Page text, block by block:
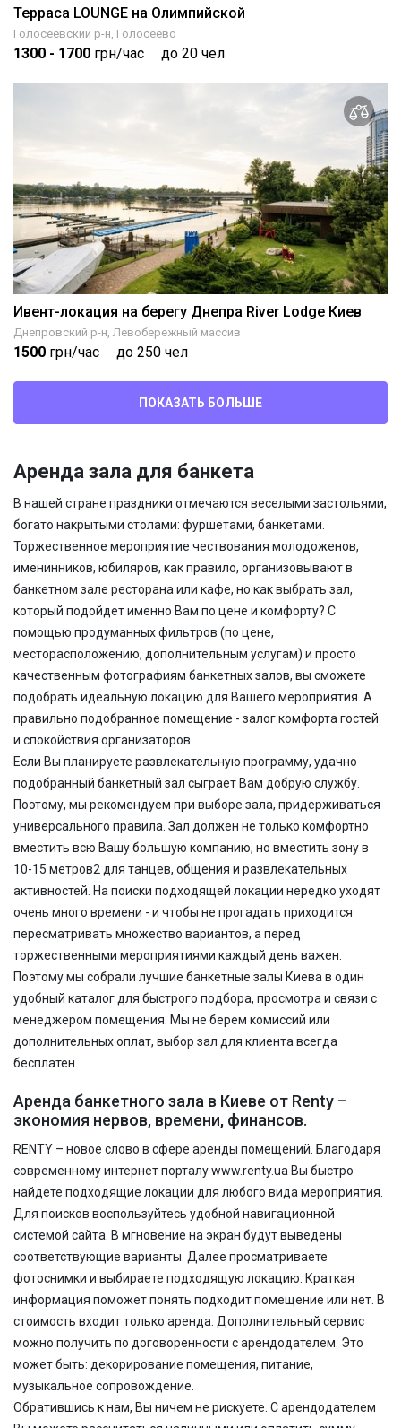
Терраса LOUNGE на Олимпийской
Голосеевский р-н, Голосеево
1300 - 1700 грн/час до 20 чел
Ивент-локация на берегу Днепра River Lodge Киев
Днепровский р-н, Левобережный массив
1500 грн/час до 250 чел
ПОКАЗАТЬ БОЛЬШЕ
Аренда зала для банкета
В нашей стране праздники отмечаются веселыми застольями,
богато накрытыми столами: фуршетами, банкетами.
Торжественное мероприятие чествования молодоженов,
именинников, юбиляров, как правило, организовывают в
банкетном зале ресторана или кафе, но как выбрать зал,
который подойдет именно Вам по цене и комфорту? С
помощью продуманных фильтров (по цене,
месторасположению, дополнительным услугам) и просто
качественным фотографиям банкетных залов, вы сможете
подобрать идеальную локацию для Вашего мероприятия. А
правильно подобранное помещение - залогкомфорта гостей
и спокойствия организаторов.
Если Вы планируете развлекательную программу, удачно
подобранный банкетный зал сыграет Вам добрую службу.
Поэтому, мы рекомендуем при выборе зала, придерживаться
универсального правила. Зал должен не только комфортно
вместить всю Вашу большую компанию, но вместить зону в
10-15 метров2 для танцев, общения и развлекательных
активностей. На поиски подходящей локации нередко уходят
очень много времени - и чтобы не прогадать приходится
пересматривать множество вариантов, а перед
торжественными мероприятиями каждый день важен.
Поэтому мы собрали лучшие банкетные залы Киева в один
удобный каталог для быстрого подбора, просмотра и связи с
менеджером помещения. Мы не берем комиссий или
дополнительных оплат, выбор зал для клиента всегда
бесплатен.
Аренда банкетного зала в Киеве от Renty –
экономия нервов, времени, финансов.
RENTY – новое слово в сфере аренды помещений. Благодаря
современному интернет порталу www.renty.ua Вы быстро
найдете подходящие локации для любого вида мероприятия.
Для поисков воспользуйтесь удобной навигационной
системой сайта. В мгновение на экран будут выведены
соответствующие варианты. Далее просматриваете
фотоснимки и выбираете подходящую локацию. Краткая
информация поможет понять подходит помещение или нет. В
стоимость входит только аренда. Дополнительный сервис
можно получить по договоренности с арендодателем. Это
может быть: декорирование помещения, питание,
музыкальное сопровождение.
Обратившись к нам, Вы ничем не рискуете. С арендодателем